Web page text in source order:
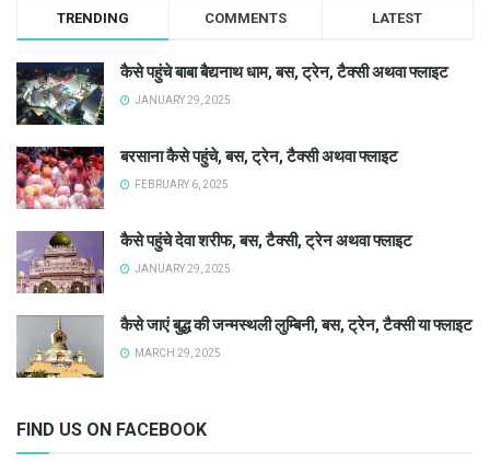
TRENDING COMMENTS LATEST
कैसे पहुंचे बाबा बैद्यनाथ धाम, बस, ट्रेन, टैक्सी अथवा फ्लाइट
JANUARY 29, 2025
बरसाना कैसे पहुंचे, बस, ट्रेन, टैक्सी अथवा फ्लाइट
FEBRUARY 6, 2025
कैसे पहुंचे देवा शरीफ, बस, टैक्सी, ट्रेन अथवा फ्लाइट
JANUARY 29, 2025
कैसे जाएं बुद्ध की जन्मस्थली लुम्बिनी, बस, ट्रेन, टैक्सी या फ्लाइट
MARCH 29, 2025
FIND US ON FACEBOOK